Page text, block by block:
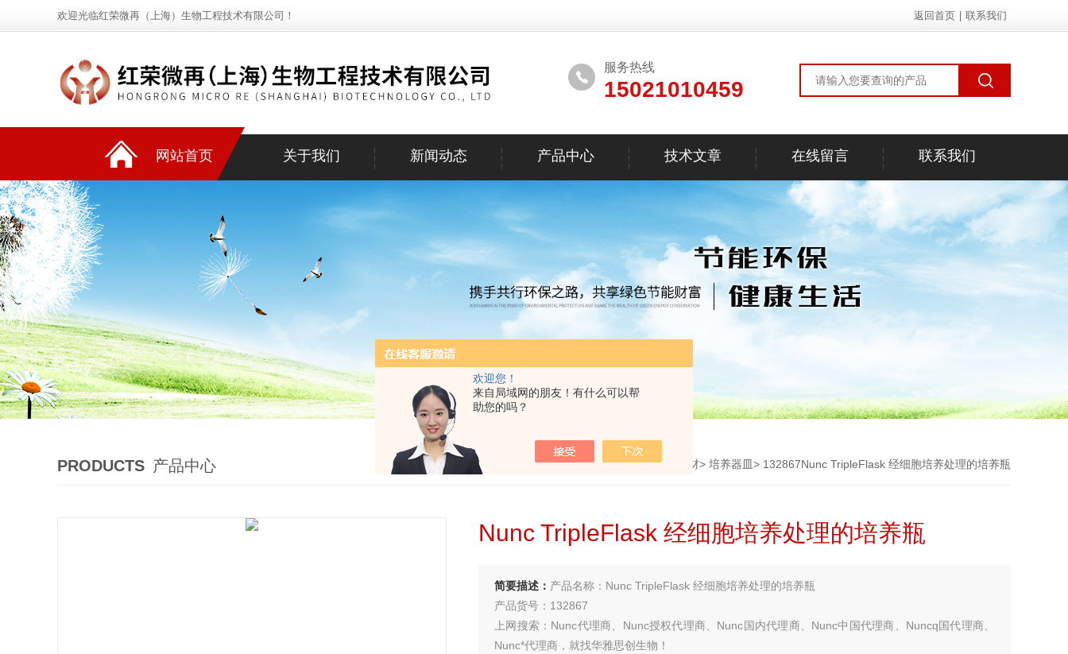
欢迎您！
来自局域网的朋友！有什么可以帮
助您的吗？
欢迎光临红荣微再（上海）生物工程技术有限公司！ 返回首页 联系我们
服务热线
15021010459
网站首页 关于我们 新闻动态 产品中心 技术文章 在线留言 联系我们
PRODUCTS 产品中心 首页>产品中心 耗材> 培养器皿> 132867Nunc TripleFlask 经细胞培养处理的培养瓶
Nunc TripleFlask 经细胞培养处理的培养瓶
简要描述： 产品名称：Nunc TripleFlask 经细胞培养处理的培养瓶
产品货号：132867
上网搜索：Nunc代理商、Nunc授权代理商、Nunc国内代理商、Nunc中国代理商、Nuncq国代理商、
Nunc*代理商，就找华雅思创生物！